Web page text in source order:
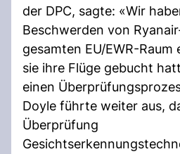
der DPC, sagte: «Wir
Beschwerden von
gesamten EU/EWR-
sie ihre Flüge gebucht
einen
Doyle führte weiter aus,
Überprüfung